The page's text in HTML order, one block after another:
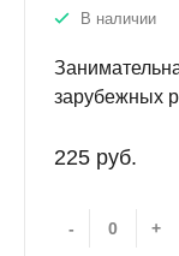
В наличии
зарубежных
225 руб.
- +